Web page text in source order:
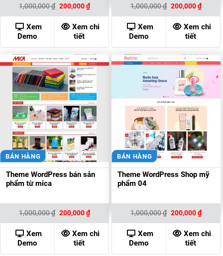
1,000,000₫ Giá
là:
1,000,000 ₫.
200,000₫Giá
hiện
tại
là:
200,000 ₫.
Xem
Demo
Xem chi
tiết
1,000,000₫ Giá
là:
1,000,000 ₫.
200,000₫Giá
hiện
tại
là:
Xem
Demo
Xem chi
tiết
BÁN HÀNG
Theme WordPress bán sản
phẩm từ mica
1,000,000₫ Giá
là:
1,000,000 ₫.
200,000₫Giá
hiện
tại
là:
200,000 ₫.
Xem
Demo
Xem chi
tiết
BÁN HÀNG
Theme WordPress Shop mỹ
phẩm 04
1,000,000₫ Giá
là:
1,000,000 ₫.
200,000₫Giá
hiện
tại
là:
Xem
Demo
Xem chi
tiết